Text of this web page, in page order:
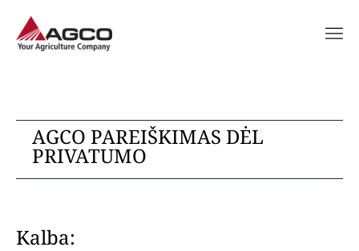
AGCO PAREIŠKIMAS DĖL
PRIVATUMO
Kalba: